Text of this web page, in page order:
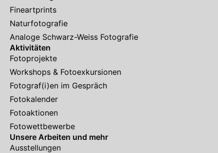
Fineartprints
Naturfotografie
Analoge Schwarz-Weiss Fotografie
Aktivitäten
Fotoprojekte
Workshops & Fotoexkursionen
Fotograf(i)en im Gespräch
Fotokalender
Fotoaktionen
Fotowettbewerbe
Unsere Arbeiten und mehr
Ausstellungen